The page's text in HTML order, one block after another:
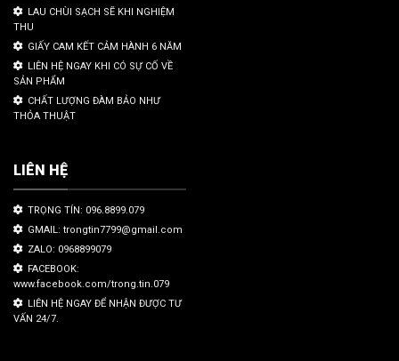
LAU CHÙI SẠCH SẼ KHI NGHIỆM
THU
GIẤY CAM KẾT CẢM HÀNH 6 NĂM
LIÊN HỆ NGAY KHI CÓ SỰ CỐ VỀ
SẢN PHẨM
CHẤT LƯỢNG ĐÀM BẢO NHƯ
THỎA THUẬT
LIÊN HỆ
TRỌNG TÍN: 096.8899.079
GMAIL: trongtin7799@gmail.com
ZALO: 0968899079
FACEBOOK:
www.facebook.com/trong.tin.079
LIÊN HỆ NGAY ĐỂ NHẬN ĐƯỢC TƯ
VẤN 24/7.